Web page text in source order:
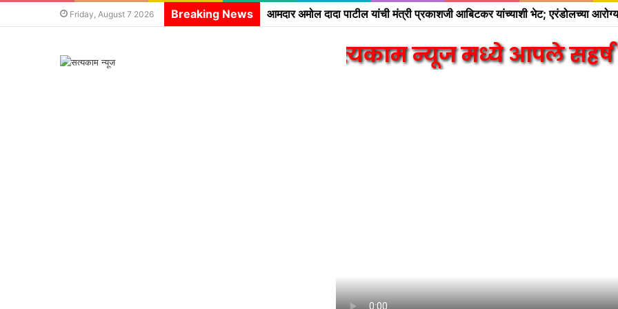
Friday, August 7 2026 Breaking News
सत्यकाम न्यूज मध्ये आपले सहर्ष स्वागत